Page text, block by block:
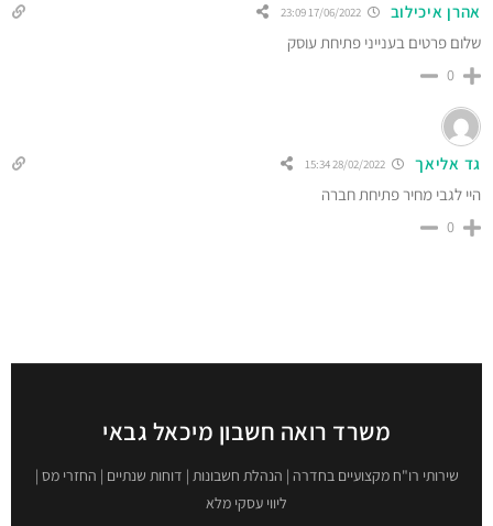
אהרן איכילוב 17/06/2022 23:09
שלום פרטים בענייני פתיחת עוסק
0
גד אליאך
היי לגבי מחיר פתיחת חברה
0
משרד רואה חשבון מיכאל גבאי
שירותי רו"ח מקצועיים בחדרה | הנהלת חשבונות | דוחות שנתיים | החזרי מס |
ליווי עסקי מלא